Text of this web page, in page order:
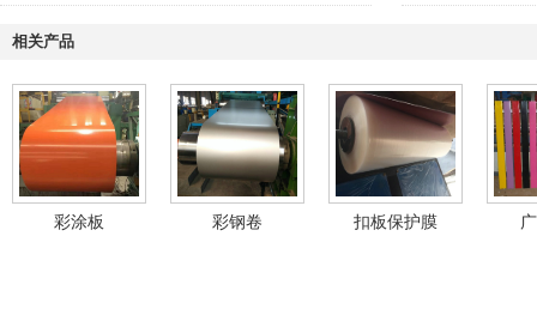
相关产品
彩涂板 彩钢卷 扣板保护膜